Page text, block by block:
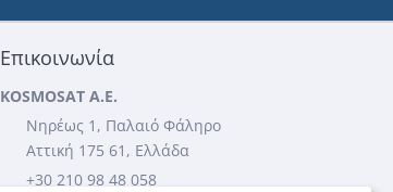
Επικοινωνία
KOSMOSAT A.E.
Νηρέως 1, Παλαιό Φάληρο
Αττική 175 61, Ελλάδα
+30 210 98 48 058